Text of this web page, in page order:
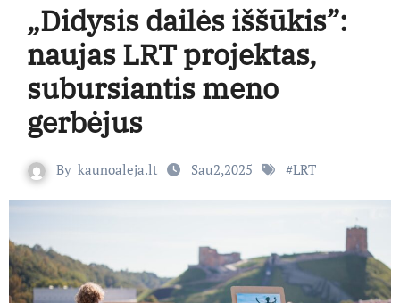
„Didysis dailės iššūkis”:
naujas LRT projektas,
subursiantis meno
gerbėjus
By kaunoaleja.lt Sau2,2025 #LRT